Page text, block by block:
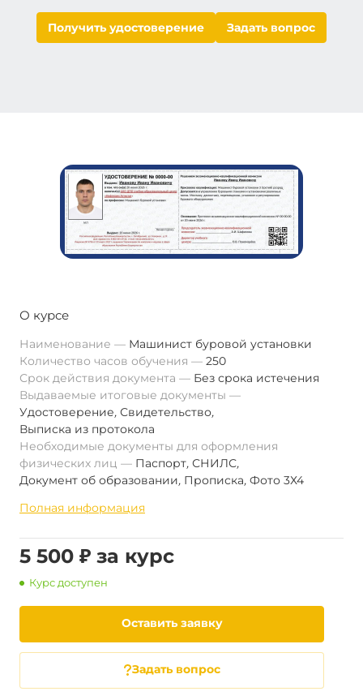
Получить удостоверение Задать вопрос
О курсе
Наименование
Машинист буровой установки
Количество часов обучения
250
Срок действия документа
Без срока истечения
Выдаваемые итоговые документы
Удостоверение, Свидетельство,
Выписка из протокола
Необходимые документы для оформления
физических лиц
Паспорт, СНИЛС,
Документ об образовании, Прописка, Фото 3Х4
Полная информация
5 500 ₽ за курс
Курс доступен
Оставить заявку
Задать вопрос